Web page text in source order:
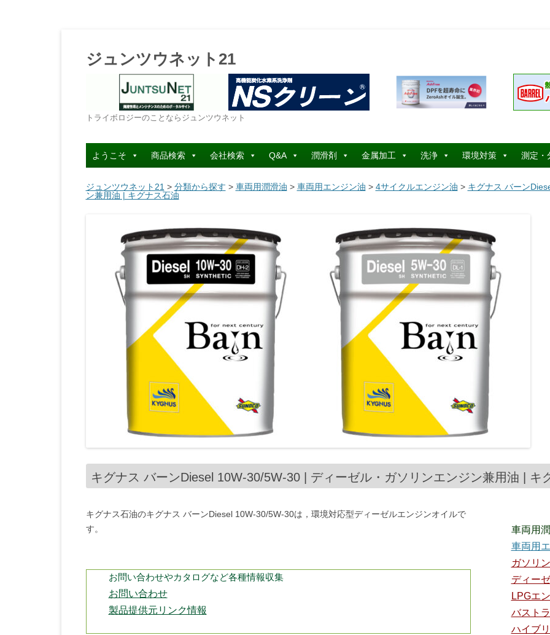
ジュンツウネット21
トライボロジーのことならジュンツウネット
コ
ン
テ
ン
へ
ようこそ 商品検索 会社検索 Q&A 潤滑剤 金属加工 洗浄 環境対策 測定・
ジュンツウネット21 > 分類から探す > 車両用潤滑油 > 車両用エンジン油 > 4サイクルエンジン油 > キグナス バーン
ン兼用油 | キグナス石油
キグナス バーンDiesel 10W-30/5W-30 | ディーゼル・ガソリンエンジン兼用油 | キ
キグナス石油のキグナス バーンDiesel 10W-30/5W-30は，環境対応型ディーゼルエンジンオイルで
す。
お問い合わせやカタログなど各種情報収集
お問い合わせ
製品提供元リンク情報
車両用
車両用
ガソリ
ディー
LPGエ
バスト
ハイブ